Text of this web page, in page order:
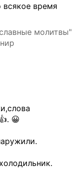
время
молитвы"
😀